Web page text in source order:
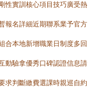
性實訓核心項目技巧廣受熱
報名詳細近期聯系業予官方
合本地新增職業日制度多回
動驗拿優秀口碑認證信息請
求判斷繳費選課時親巡自約